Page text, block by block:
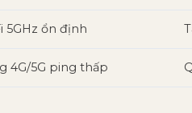
5GHz ổn định
4G/5G ping thấp